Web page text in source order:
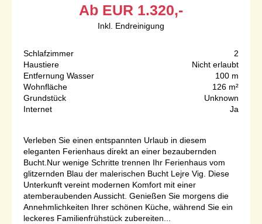
Ab EUR 1.320,-
Inkl. Endreinigung
Schlafzimmer
2
Haustiere
Nicht erlaubt
Entfernung Wasser
100 m
Wohnfläche
126 m²
Grundstück
Unknown
Internet
Ja
Verleben Sie einen entspannten Urlaub in diesem
eleganten Ferienhaus direkt an einer bezaubernden
Bucht.Nur wenige Schritte trennen Ihr Ferienhaus vom
glitzernden Blau der malerischen Bucht Lejre Vig. Diese
Unterkunft vereint modernen Komfort mit einer
atemberaubenden Aussicht. Genießen Sie morgens die
Annehmlichkeiten Ihrer schönen Küche, während Sie ein
leckeres Familienfrühstück zubereiten...